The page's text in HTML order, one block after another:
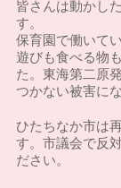
皆さんは動かし
す。
保育園で働いて
遊びも食べる物
た。東海第二原
つかない被害に
ひたちなか市は
す。市議会で反
ださい。